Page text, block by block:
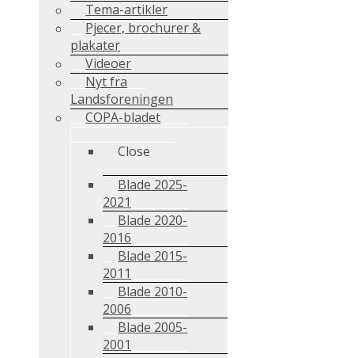
Tema-artikler
Pjecer, brochurer &
plakater
Videoer
Nyt fra
Landsforeningen
COPA-bladet
Close
Blade 2025-
2021
Blade 2020-
2016
Blade 2015-
2011
Blade 2010-
2006
Blade 2005-
2001